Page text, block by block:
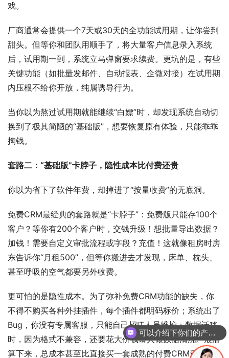
戏。
厂商通常会提供一个7天或30天的全功能试用期，让你尝到
甜头。但等你和团队用顺手了，将大量客户信息录入系统
后，试用期一到，系统立马弹窗要求续费。更坑的是，有些
关键功能（如批量发邮件、自动报表、企微对接）在试用期
内压根不给你开放，纯属诱导行为。
当你以为熬过试用期就能继续“白嫖”时，却发现系统自动切
换到了极其简陋的“基础版”，想要恢复原有体验，只能乖乖
掏钱。
套路二：“基础版”卡脖子，隐性成本比付费还贵
你以为省下了软件年费，却掉进了“按量收费”的无底洞。
免费CRM最经典的套路就是“卡脖子”：免费版只能存100个
客户？等你有200个客户时，交钱升级！想批量导出数据？
加钱！需要自定义审批流程或字段？充值！这就像租房时房
东告诉你“月租500”，但等你搬进去才发现，床单、枕头、
甚至呼吸的空气都要另外收费。
更可怕的是隐性成本。为了弥补免费CRM功能的缺失，你
不得不购买各种外挂插件，每个插件都明码标价；系统出了
Bug，你没有专属客服，只能自己招IT人员维护；数据迁移
时，因为格式不兼容，还要花大价钱请人做数据清洗。最后
算下来，总成本甚至比直接买一套成熟的付费CRM还要贵
可以介绍下你们的产品么